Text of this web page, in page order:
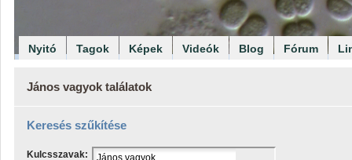
Nyitó Tagok Képek Videók Blog Fórum
János vagyok találatok
Keresés szűkítése
Kulcsszavak: